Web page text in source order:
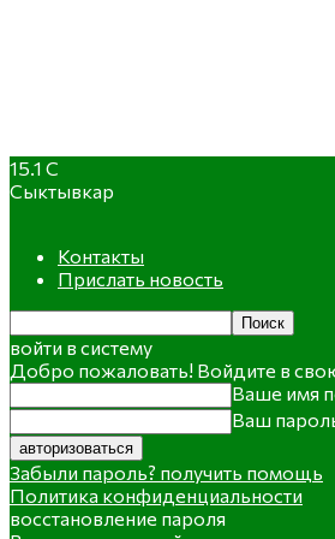
15.1 C
Сыктывкар
Контакты
Прислать новость
войти в систему
Добро пожаловать! Войдите в
Ваше имя
Ваш
Забыли пароль? получить помощь
Политика конфиденциальности
восстановление пароля